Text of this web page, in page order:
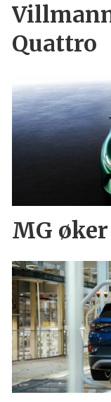
Quattro
MG